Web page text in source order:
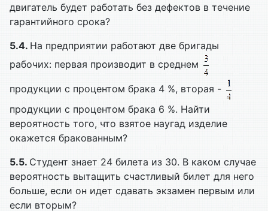
двигатель будет работать без дефектов в течение
гарантийного срока?
5.4. На предприятии работают две бригады
рабочих: первая производит в среднем
продукции с процентом брака 4 %, вторая -
продукции с процентом брака 6 %. Найти
вероятность того, что взятое наугад изделие
окажется бракованным?
5.5. Студент знает 24 билета из 30. В каком случае
вероятность вытащить счастливый билет для него
больше, если он идет сдавать экзамен первым или
если вторым?